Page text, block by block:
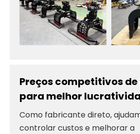
Preços competitivos
para melhor
Como fabricante direto,
controlar custos e melhorar a